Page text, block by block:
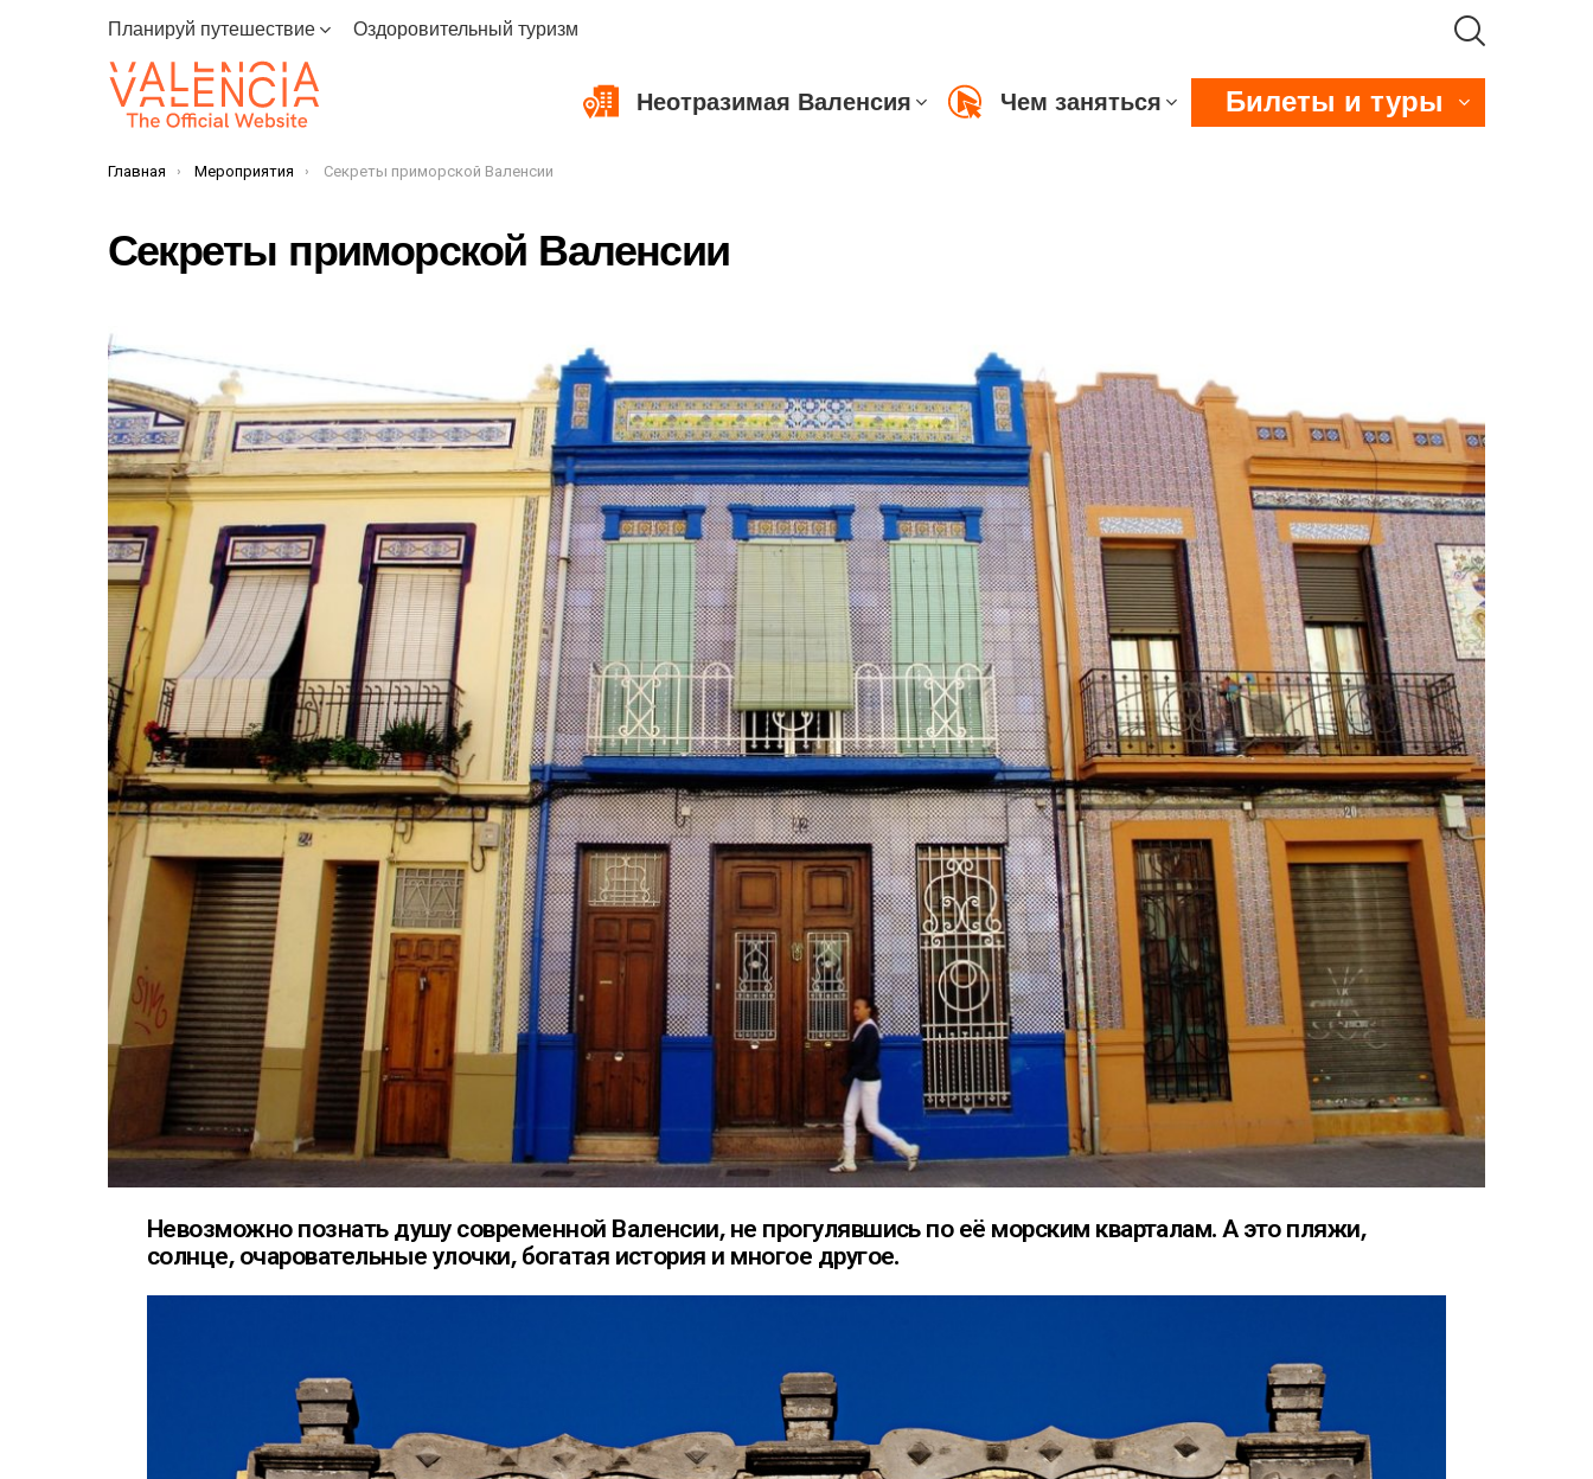
Планируй путешествие Оздоровительный туризм
Неотразимая Валенсия Чем заняться Билеты и туры
You are here:
Главная Мероприятия Секреты приморской Валенсии
Секреты приморской Валенсии
Невозможно познать душу современной Валенсии, не прогулявшись по её морским кварталам. А это пляжи,
солнце, очаровательные улочки, богатая история и многое другое.